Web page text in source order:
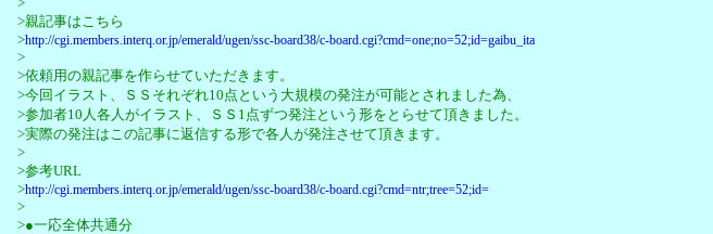
>親記事はこちら
>http://cgi.members.interq.or.jp/emerald/ugen/ssc-board38/c-board.cgi?cmd=one;no=52;id=gaibu_ita
>
>依頼用の親記事を作らせていただきます。
>今回イラスト、ＳＳそれぞれ10点という大規模の発注が可能とされました為、
>参加者10人各人がイラスト、ＳＳ1点ずつ発注という形をとらせて頂きました。
>実際の発注はこの記事に返信する形で各人が発注させて頂きます。
>
>参考URL
>http://cgi.members.interq.or.jp/emerald/ugen/ssc-board38/c-board.cgi?cmd=ntr;tree=52;id=
>
>●一応全体共通分